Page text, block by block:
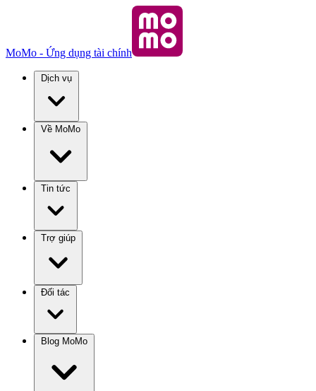
MoMo - Ứng dụng tài chính
Dịch vụ
Về MoMo
Tin tức
Trợ giúp
Đối tác
Blog MoMo